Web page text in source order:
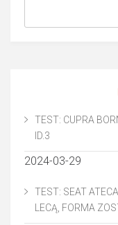
TEST: CUPRA
ID.3
2024-03-29
TEST: SEAT
LECĄ, FORMA